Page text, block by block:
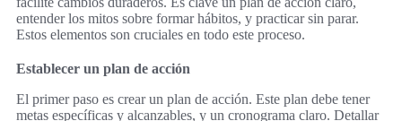
entender los mitos sobre formar hábitos, y practicar sin parar.
Estos elementos son cruciales en todo este proceso.
Establecer un plan de acción
El primer paso es crear un plan de acción. Este plan debe tener
metas específicas y alcanzables, y un cronograma claro. Detallar